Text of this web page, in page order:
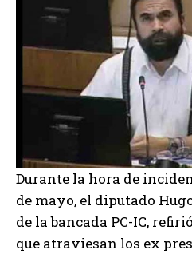
Durante la hora de
de mayo, el diputado
de la bancada PC-IC,
que atraviesan los ex